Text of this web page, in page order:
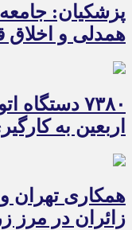
پزشکیان:
همدلی و اخلاق
۷۳۸۰
اربعین به‌
همکاری تهران
زائران در مرز